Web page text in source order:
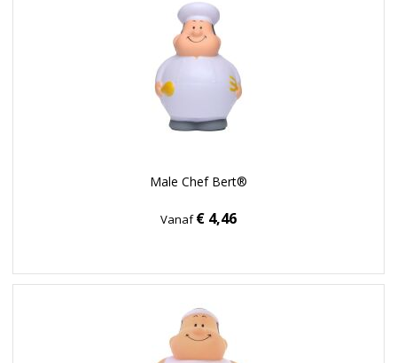
Male Chef Bert®
Vanaf€ 4,46